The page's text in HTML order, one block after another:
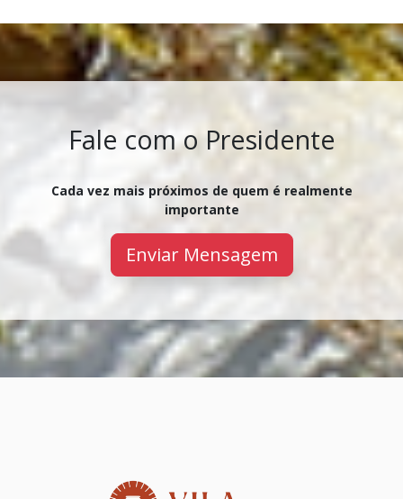
Fale com o Presidente
Cada vez mais próximos de quem é realmente
importante
Enviar Mensagem